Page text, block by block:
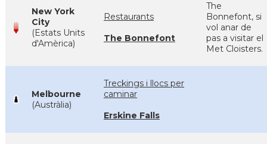
New York
City
(Estats Units
d'Amèrica)
Restaurants
The Bonnefont
The
Bonnefont, si
vol anar de
pas a visitar el
Met Cloisters.
Melbourne
(Austràlia)
Treckings i llocs per
caminar
Erskine Falls